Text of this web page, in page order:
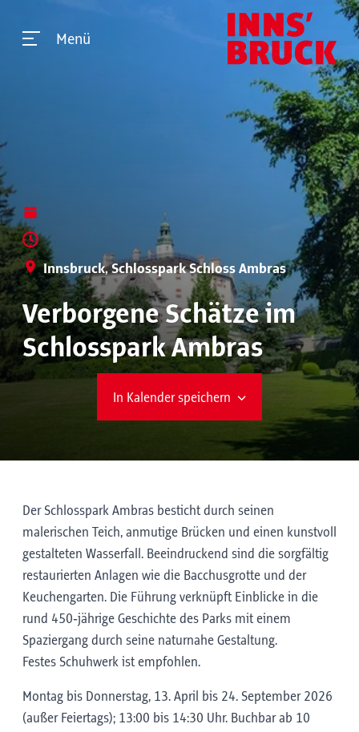
Menü
Innsbruck, Schlosspark Schloss Ambras
Verborgene Schätze im
Schlosspark Ambras
In Kalender speichern
Der Schlosspark Ambras besticht durch seinen
malerischen Teich, anmutige Brücken und einen kunstvoll
gestalteten Wasserfall. Beeindruckend sind die sorgfältig
restaurierten Anlagen wie die Bacchusgrotte und der
Keuchengarten. Die Führung verknüpft Einblicke in die
rund 450‑jährige Geschichte des Parks mit einem
Spaziergang durch seine naturnahe Gestaltung.
Festes Schuhwerk ist empfohlen.
Montag bis Donnerstag, 13. April bis 24. September 2026
(außer Feiertags); 13:00 bis 14:30 Uhr. Buchbar ab 10